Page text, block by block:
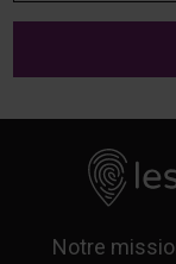
Notre